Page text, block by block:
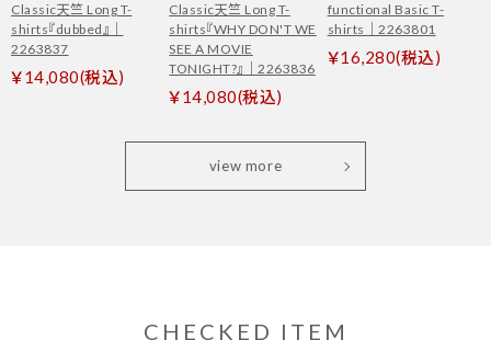
Classic天竺 Long T-
shirts『dubbed』｜
2263837
￥14,080(税込)
Classic天竺 Long T-
shirts『WHY DON'T WE
SEE A MOVIE
TONIGHT?』｜2263836
￥14,080(税込)
functional Basic T-
shirts｜2263801
￥16,280(税込)
view more
CHECKED ITEM